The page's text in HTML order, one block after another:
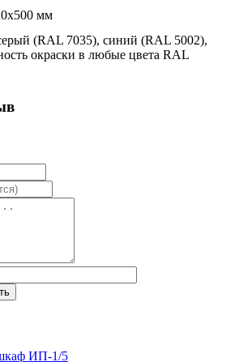
мм
(RAL 7035), синий (RAL 5002),
окраски в любые цвета RAL